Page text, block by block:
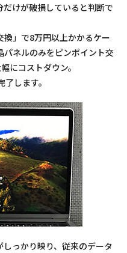
けが破損していると判断で
換」で8万円以上かかるケー
ネルのみをピンポイント交
にコストダウン。
します。
っかり映り、従来のデータ